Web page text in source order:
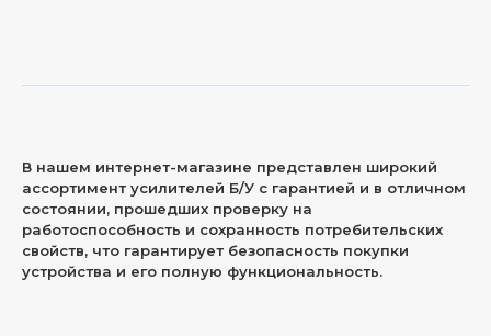
В нашем интернет-магазине представлен широкий
ассортимент усилителей Б/У с гарантией и в отличном
состоянии, прошедших проверку на
работоспособность и сохранность потребительских
свойств, что гарантирует безопасность покупки
устройства и его полную функциональность.